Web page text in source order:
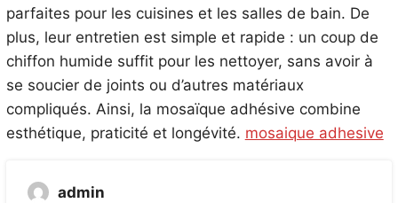
parfaites pour les cuisines et les salles de bain. De
plus, leur entretien est simple et rapide : un coup de
chiffon humide suffit pour les nettoyer, sans avoir à
se soucier de joints ou d’autres matériaux
compliqués. Ainsi, la mosaïque adhésive combine
esthétique, praticité et longévité. mosaique adhesive
admin